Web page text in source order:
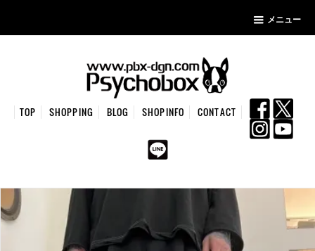
メニュー
TOP SHOPPING BLOG SHOPINFO CONTACT